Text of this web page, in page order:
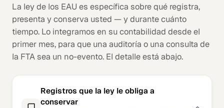
La ley de los EAU es específica sobre qué registra,
presenta y conserva usted — y durante cuánto
tiempo. Lo integramos en su contabilidad desde el
primer mes, para que una auditoría o una consulta de
la FTA sea un no-evento. El detalle está abajo.
Registros que la ley le obliga a
conservar